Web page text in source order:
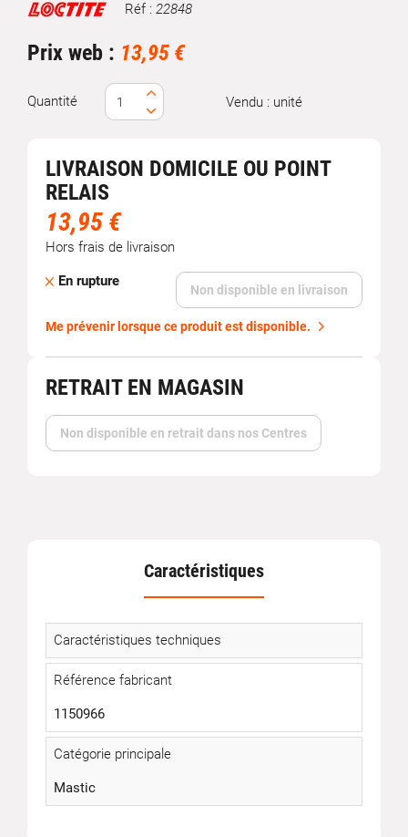
Marque Réf : 22848
Prix web : 13,95 €
Quantité Vendu : unité
LIVRAISON DOMICILE OU POINT
RELAIS
13,95 €
Hors frais de livraison
En rupture
Non disponible en livraison
Me prévenir lorsque ce produit est disponible.
RETRAIT EN MAGASIN
Non disponible en retrait dans nos Centres
Caractéristiques
Caractéristiques techniques
Référence fabricant
1150966
Catégorie principale
Mastic